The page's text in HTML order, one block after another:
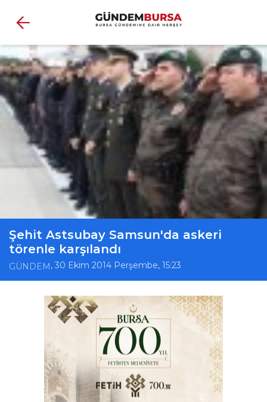
Şehit Astsubay Samsun'da askeri
törenle karşılandı
GÜNDEM, 30 Ekim 2014 Perşembe, 15:23